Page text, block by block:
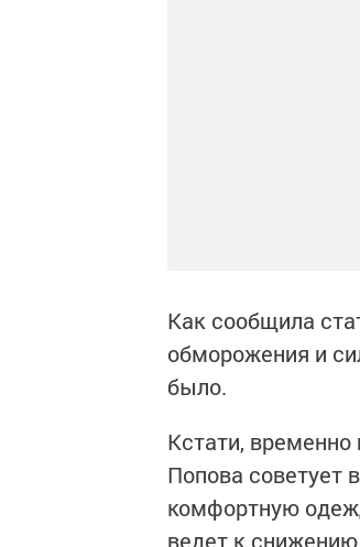
Как сообщила
обморожения и
было.
Кстати,
Попова советует
комфортную
ведет к